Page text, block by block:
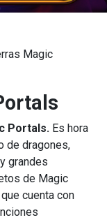
Magic
Portals. Es hora
de dragones,
grandes
de Magic
cuenta con